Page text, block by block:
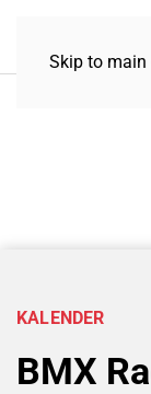
Skip to main
KALENDER
BMX